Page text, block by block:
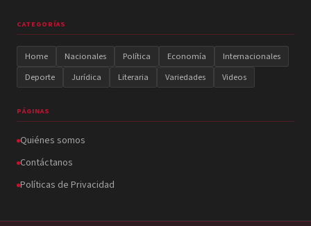
CATEGORÍAS
Home Nacionales Política Economía
Internacionales
Deporte
Jurídica Literaria Variedades Videos
PÁGINAS
Quiénes somos
Contáctanos
Políticas de Privacidad